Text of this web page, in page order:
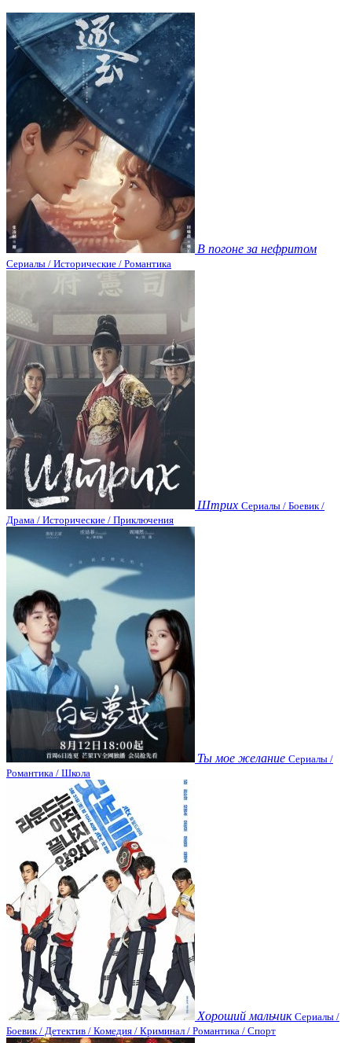
В погоне за нефритом
Сериалы / Исторические / Романтика
Штрих Сериалы / Боевик /
Драма / Исторические / Приключения
Ты мое желание Сериалы /
Романтика / Школа
Хороший мальчик Сериалы /
Боевик / Детектив / Комедия / Криминал / Романтика / Спорт